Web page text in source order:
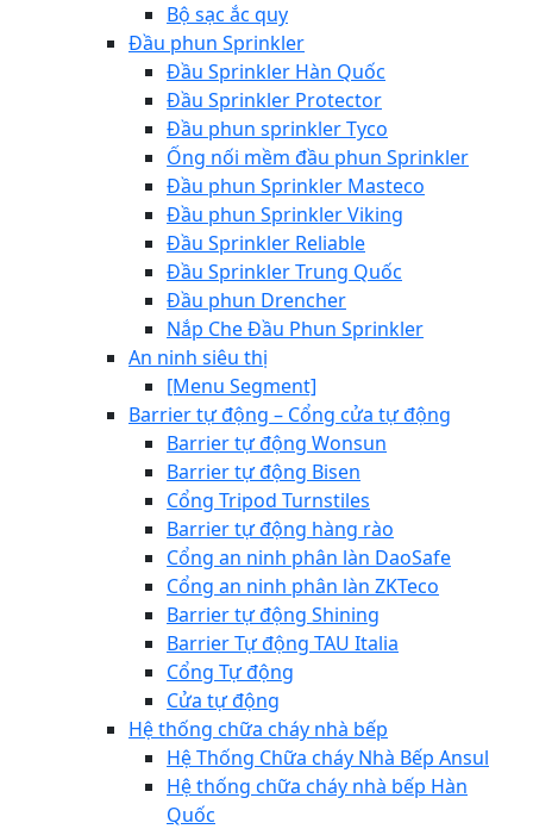
Bộ sạc ắc quy
Đầu phun Sprinkler
Đầu Sprinkler Hàn Quốc
Đầu Sprinkler Protector
Đầu phun sprinkler Tyco
Ống nối mềm đầu phun Sprinkler
Đầu phun Sprinkler Masteco
Đầu phun Sprinkler Viking
Đầu Sprinkler Reliable
Đầu Sprinkler Trung Quốc
Đầu phun Drencher
Nắp Che Đầu Phun Sprinkler
An ninh siêu thị
[Menu Segment]
Barrier tự động – Cổng cửa tự động
Barrier tự động Wonsun
Barrier tự động Bisen
Cổng Tripod Turnstiles
Barrier tự động hàng rào
Cổng an ninh phân làn DaoSafe
Cổng an ninh phân làn ZKTeco
Barrier tự động Shining
Barrier Tự động TAU Italia
Cổng Tự động
Cửa tự động
Hệ thống chữa cháy nhà bếp
Hệ Thống Chữa cháy Nhà Bếp Ansul
Hệ thống chữa cháy nhà bếp Hàn
Quốc